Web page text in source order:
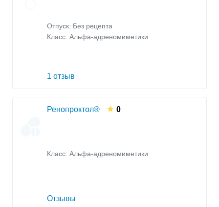
Отпуск: Без рецепта
Класс: Альфа-адреномиметики
1 отзыв
Ренопроктол® 0
Класс: Альфа-адреномиметики
Отзывы